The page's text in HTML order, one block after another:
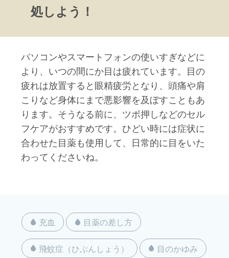
処しよう！
パソコンやスマートフォンの使いすぎなどに
より、いつの間にか目は疲れています。目の
疲れは放置すると眼精疲労となり、頭痛や肩
こりなど身体にまで悪影響を及ぼすこともあ
ります。そうなる前に、ツボ押しなどのセル
フケアがおすすめです。ひどい時には症状に
合わせた目薬も使用して、日常的に目をいた
わってくださいね。
充血 目薬の差し方
飛蚊症（ひぶんしょう） 目のかゆみ